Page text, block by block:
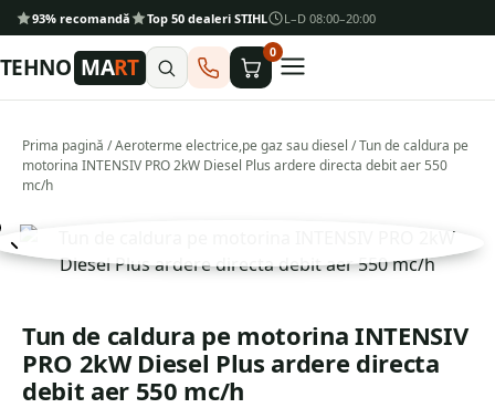
93% recomandă Top 50 dealeri STIHL L–D 08:00–20:00
TEHNO MART
0
Prima pagină /Aeroterme electrice,pe gaz sau diesel / Tun de caldura pe
motorina INTENSIV PRO 2kW Diesel Plus ardere directa debit aer 550
mc/h
Tun de caldura pe motorina INTENSIV
PRO 2kW Diesel Plus ardere directa
debit aer 550 mc/h